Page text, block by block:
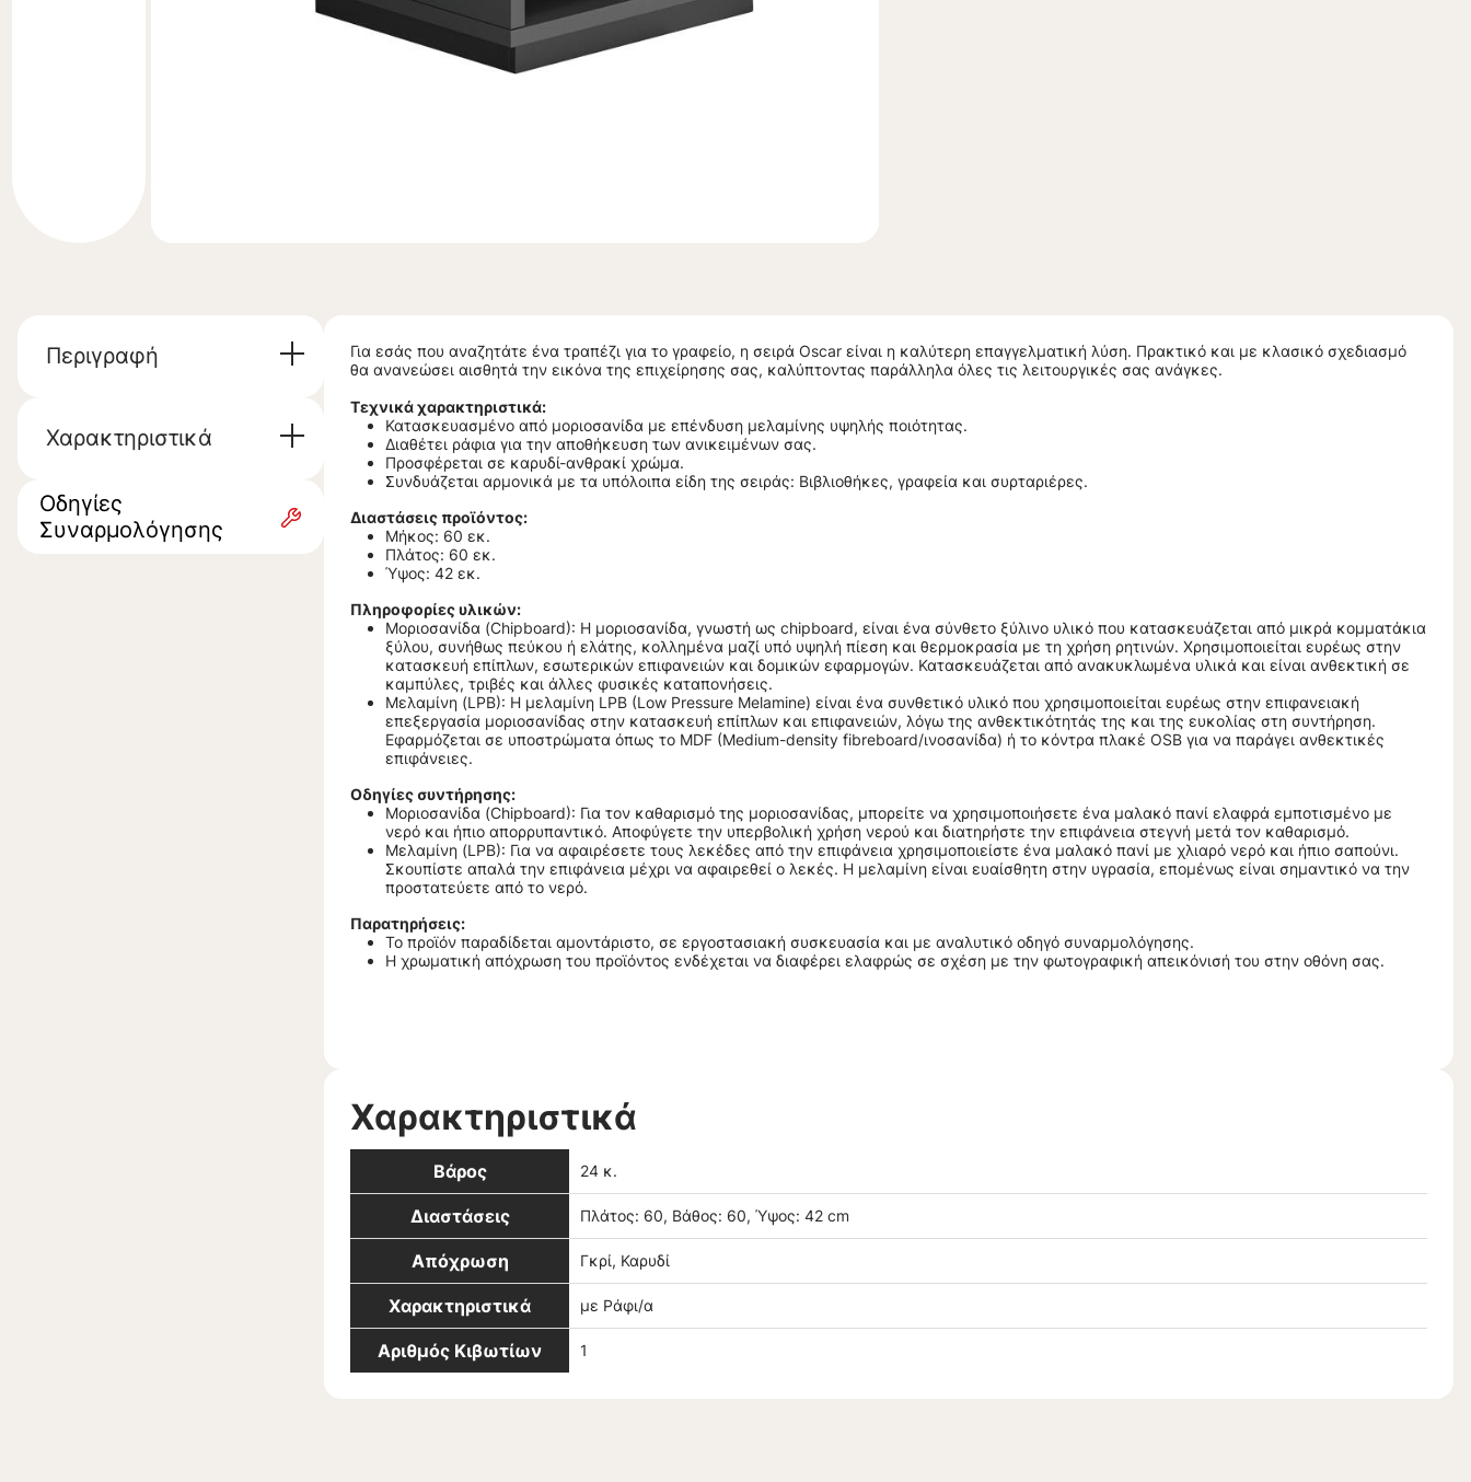
Περιγραφή
Χαρακτηριστικά
Οδηγίες
Συναρμολόγησης
Για εσάς που αναζητάτε ένα τραπέζι για το γραφείο, η σειρά Oscar είναι η καλύτερη επαγγελματική λύση. Πρακτικό και με κλασικό σχεδιασμό
θα ανανεώσει αισθητά την εικόνα της επιχείρησης σας, καλύπτοντας παράλληλα όλες τις λειτουργικές σας ανάγκες.
Τεχνικά χαρακτηριστικά:
Κατασκευασμένο από μοριοσανίδα με επένδυση μελαμίνης υψηλής ποιότητας.
Διαθέτει ράφια για την αποθήκευση των ανικειμένων σας.
Προσφέρεται σε καρυδί-ανθρακί χρώμα.
Συνδυάζεται αρμονικά με τα υπόλοιπα είδη της σειράς: Βιβλιοθήκες, γραφεία και συρταριέρες.
Διαστάσεις προϊόντος:
Μήκος: 60 εκ.
Πλάτος: 60 εκ.
Ύψος: 42 εκ.
Πληροφορίες υλικών:
Μοριοσανίδα (Chipboard): Η μοριοσανίδα, γνωστή ως chipboard, είναι ένα σύνθετο ξύλινο υλικό που κατασκευάζεται από μικρά κομματάκια
ξύλου, συνήθως πεύκου ή ελάτης, κολλημένα μαζί υπό υψηλή πίεση και θερμοκρασία με τη χρήση ρητινών. Χρησιμοποιείται ευρέως στην
κατασκευή επίπλων, εσωτερικών επιφανειών και δομικών εφαρμογών. Κατασκευάζεται από ανακυκλωμένα υλικά και είναι ανθεκτική σε
καμπύλες, τριβές και άλλες φυσικές καταπονήσεις.
Μελαμίνη (LPB): Η μελαμίνη LPB (Low Pressure Melamine) είναι ένα συνθετικό υλικό που χρησιμοποιείται ευρέως στην επιφανειακή
επεξεργασία μοριοσανίδας στην κατασκευή επίπλων και επιφανειών, λόγω της ανθεκτικότητάς της και της ευκολίας στη συντήρηση.
Εφαρμόζεται σε υποστρώματα όπως το MDF (Medium-density fibreboard/ινοσανίδα) ή το κόντρα πλακέ OSB για να παράγει ανθεκτικές
επιφάνειες.
Οδηγίες συντήρησης:
Μοριοσανίδα (Chipboard): Για τον καθαρισμό της μοριοσανίδας, μπορείτε να χρησιμοποιήσετε ένα μαλακό πανί ελαφρά εμποτισμένο με
νερό και ήπιο απορρυπαντικό. Αποφύγετε την υπερβολική χρήση νερού και διατηρήστε την επιφάνεια στεγνή μετά τον καθαρισμό.
Μελαμίνη (LPB): Για να αφαιρέσετε τους λεκέδες από την επιφάνεια χρησιμοποιείστε ένα μαλακό πανί με χλιαρό νερό και ήπιο σαπούνι.
Σκουπίστε απαλά την επιφάνεια μέχρι να αφαιρεθεί ο λεκές. Η μελαμίνη είναι ευαίσθητη στην υγρασία, επομένως είναι σημαντικό να την
προστατεύετε από το νερό.
Παρατηρήσεις:
Το προϊόν παραδίδεται αμοντάριστο, σε εργοστασιακή συσκευασία και με αναλυτικό οδηγό συναρμολόγησης.
Η χρωματική απόχρωση του προϊόντος ενδέχεται να διαφέρει ελαφρώς σε σχέση με την φωτογραφική απεικόνισή του στην οθόνη σας.
Χαρακτηριστικά
Βάρος 24 κ.
Διαστάσεις Πλάτος: 60, Βάθος: 60, Ύψος: 42 cm
Απόχρωση Γκρί, Καρυδί
Χαρακτηριστικά με Ράφι/α
Αριθμός Κιβωτίων 1